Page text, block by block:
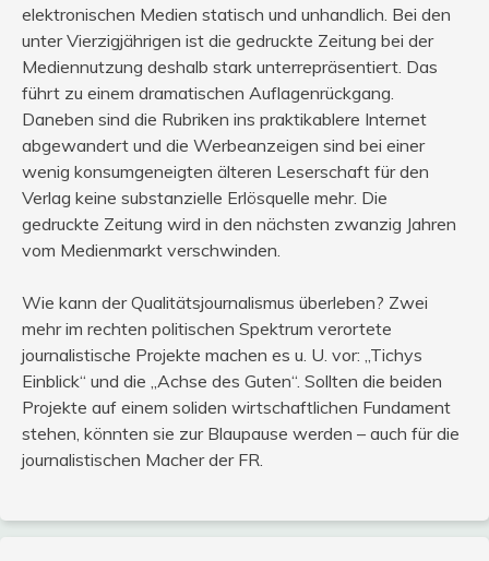
elektronischen Medien statisch und unhandlich. Bei den
unter Vierzigjährigen ist die gedruckte Zeitung bei der
Mediennutzung deshalb stark unterrepräsentiert. Das
führt zu einem dramatischen Auflagenrückgang.
Daneben sind die Rubriken ins praktikablere Internet
abgewandert und die Werbeanzeigen sind bei einer
wenig konsumgeneigten älteren Leserschaft für den
Verlag keine substanzielle Erlösquelle mehr. Die
gedruckte Zeitung wird in den nächsten zwanzig Jahren
vom Medienmarkt verschwinden.
Wie kann der Qualitätsjournalismus überleben? Zwei
mehr im rechten politischen Spektrum verortete
journalistische Projekte machen es u. U. vor: „Tichys
Einblick“ und die „Achse des Guten“. Sollten die beiden
Projekte auf einem soliden wirtschaftlichen Fundament
stehen, könnten sie zur Blaupause werden – auch für die
journalistischen Macher der FR.